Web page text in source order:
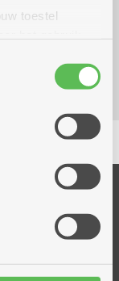
toestel
Sommige
die een
van onze
met andere